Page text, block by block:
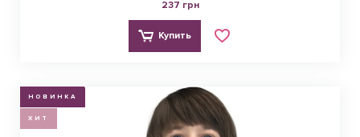
237 грн
Купить
НОВИНКА
ХИТ